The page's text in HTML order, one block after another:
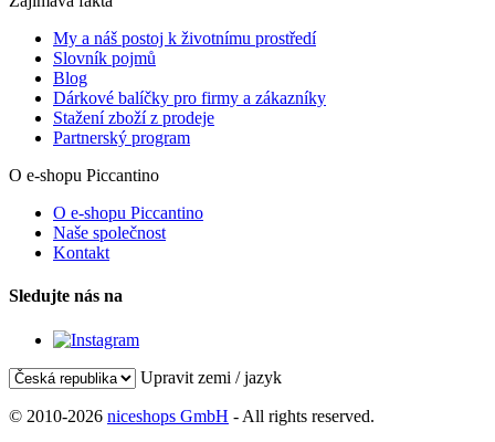
My a náš postoj k životnímu prostředí
Slovník pojmů
Blog
Dárkové balíčky pro firmy a zákazníky
Stažení zboží z prodeje
Partnerský program
O e-shopu Piccantino
O e-shopu Piccantino
Naše společnost
Kontakt
Sledujte nás na
Upravit zemi / jazyk
© 2010-2026 niceshops GmbH - All rights reserved.